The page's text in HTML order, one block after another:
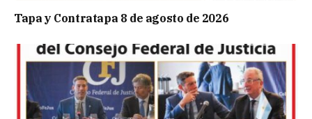
Tapa y Contratapa 8 de agosto de 2026